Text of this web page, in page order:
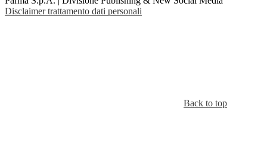
Disclaimer trattamento dati personali
Back to top